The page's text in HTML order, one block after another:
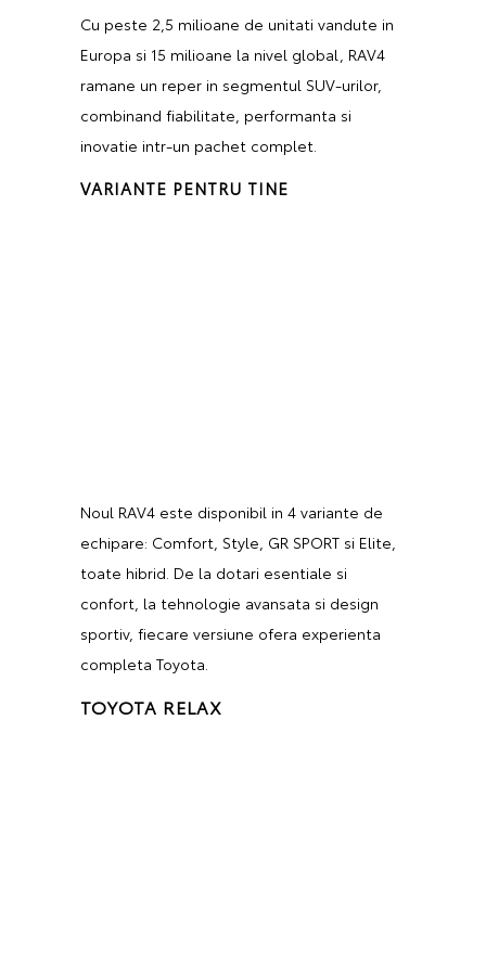
Cu peste 2,5 milioane de unitati vandute in
Europa si 15 milioane la nivel global, RAV4
ramane un reper in segmentul SUV-urilor,
combinand fiabilitate, performanta si
inovatie intr-un pachet complet.
VARIANTE PENTRU TINE
Noul RAV4 este disponibil in 4 variante de
echipare: Comfort, Style, GR SPORT si Elite,
toate hibrid. De la dotari esentiale si
confort, la tehnologie avansata si design
sportiv, fiecare versiune ofera experienta
completa Toyota.
TOYOTA RELAX